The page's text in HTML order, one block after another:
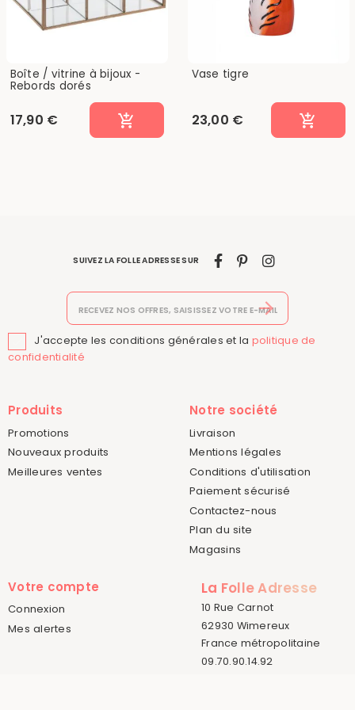
Boîte / vitrine à bijoux -
Rebords dorés
17,90 €
Vase tigre
23,00 €
J'accepte les conditions générales et la politique de
confidentialité
SUIVEZ LA FOLLE ADRESSE SUR
Produits
Promotions
Nouveaux produits
Meilleures ventes
Notre société
Livraison
Mentions légales
Conditions d'utilisation
Paiement sécurisé
Contactez-nous
Plan du site
Magasins
Votre compte
Connexion
Mes alertes
La Folle Adresse
10 Rue Carnot
62930 Wimereux
France métropolitaine
09.70.90.14.92